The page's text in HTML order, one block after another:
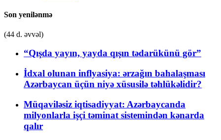
Son yenilənmə
(44 d. əvvəl)
“Qışda yayın, yayda qışın tədarükünü gör”
İdxal olunan inflyasiya: ərzağın bahalaşması
Azərbaycan üçün niyə xüsusilə təhlükəlidir?
Müqaviləsiz iqtisadiyyat: Azərbaycanda
milyonlarla işçi təminat sistemindən kənarda
qalır